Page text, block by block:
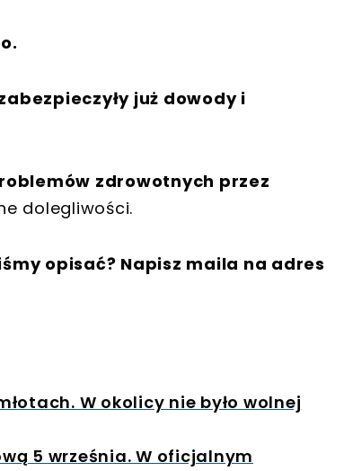
już dowody i
zdrowotnych przez
dolegliwości.
opisać? Napisz maila na adres
W okolicy nie było wolnej
5 września. W oficjalnym